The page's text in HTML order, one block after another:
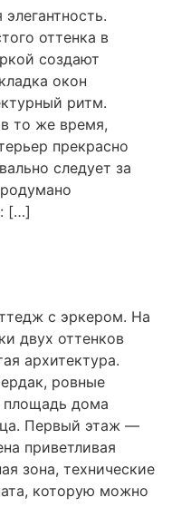
оттенка в
создают
окон
ритм.
то же время,
прекрасно
следует за
[…]
с эркером. На
двух оттенков
архитектура.
ровные
площадь дома
Первый этаж —
приветливая
зона, технические
которую можно